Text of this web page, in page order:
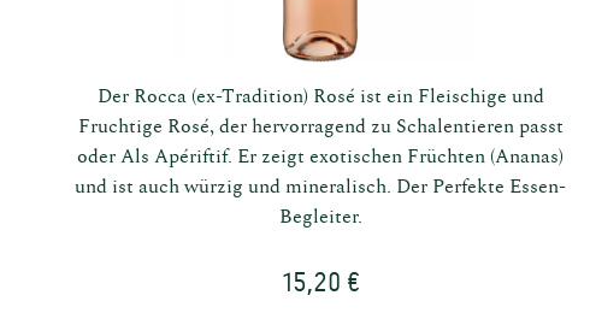
Der Rocca (ex-Tradition) Rosé ist ein Fleischige und
Fruchtige Rosé, der hervorragend zu Schalentieren passt
oder Als Apériftif. Er zeigt exotischen Früchten (Ananas)
und ist auch würzig und mineralisch. Der Perfekte Essen-
Begleiter.
15,20 €